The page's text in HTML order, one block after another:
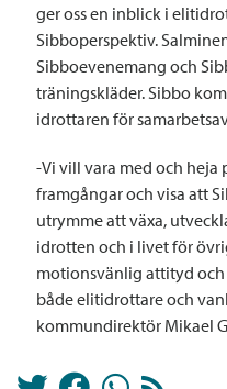
ger oss en inblick i
Sibboperspektiv.
Sibboevenemang och
träningskläder. Sibbo
idrottaren för
-Vi vill vara med och heja
framgångar och visa att
utrymme att växa,
idrotten och i livet för
motionsvänlig attityd
både elitidrottare och
kommundirektör Mikael